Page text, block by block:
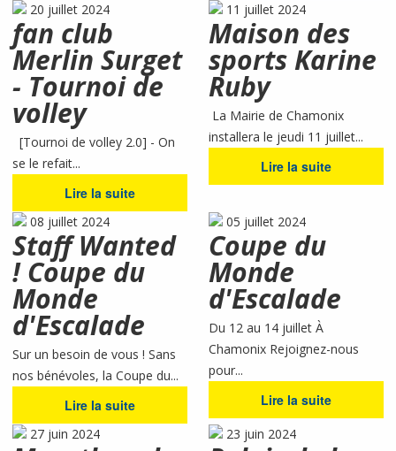
20 juillet 2024
fan club
Merlin Surget
- Tournoi de
volley
[Tournoi de volley 2.0] - On
se le refait...
Lire la suite
11 juillet 2024
Maison des
sports Karine
Ruby
La Mairie de Chamonix
installera le jeudi 11 juillet...
Lire la suite
08 juillet 2024
Staff Wanted
! Coupe du
Monde
d'Escalade
Sur un besoin de vous ! Sans
nos bénévoles, la Coupe du...
Lire la suite
05 juillet 2024
Coupe du
Monde
d'Escalade
Du 12 au 14 juillet À
Chamonix Rejoignez-nous
pour...
Lire la suite
27 juin 2024 23 juin 2024